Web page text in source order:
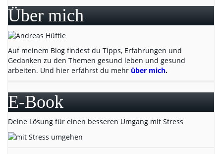
Über mich
Auf meinem Blog findest du Tipps, Erfahrungen und
Gedanken zu den Themen gesund leben und gesund
arbeiten. Und hier erfährst du mehr über mich.
E-Book
Deine Lösung für einen besseren Umgang mit Stress